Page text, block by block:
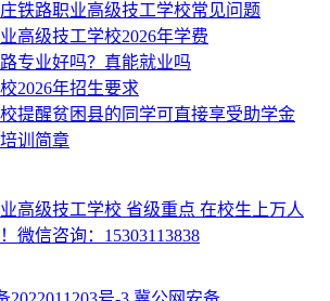
铁路职业高级技工学校常见问题
高级技工学校2026年学费
专业好吗？真能就业吗
2026年招生要求
提醒贫困县的同学可直接享受助学金
训简章
高级技工学校 省级重点 在校生上万人
微信咨询：15303113838